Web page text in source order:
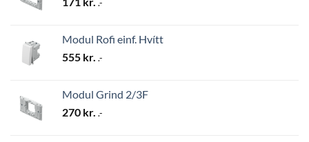
.-
Modul Rofi einf. Hvítt
555 kr. .-
Modul Grind 2/3F
270 kr. .-